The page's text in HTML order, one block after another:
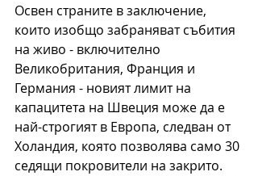
Освен страните в заключение,
които изобщо забраняват събития
на живо - включително
Великобритания, Франция и
Германия - новият лимит на
капацитета на Швеция може да е
най-строгият в Европа, следван от
Холандия, която позволява само 30
седящи покровители на закрито.